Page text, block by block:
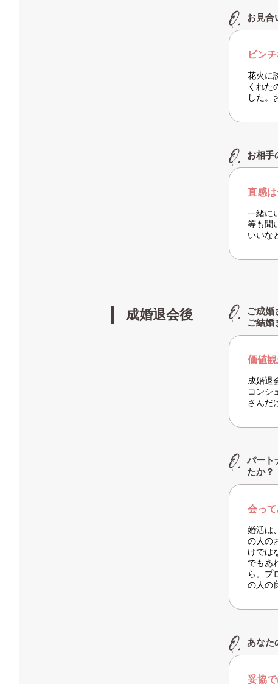
お見合
ピン
花火に
くれた
した。
お相手
直感
一緒に
等も聞
いいな
成婚退会後
ご成婚
ご結婚
価値
成婚退
コンシ
さんだ
パート
たか？
会っ
婚活は
の人の
けでは
でもあ
ら。プ
の人の
あなた
妥協